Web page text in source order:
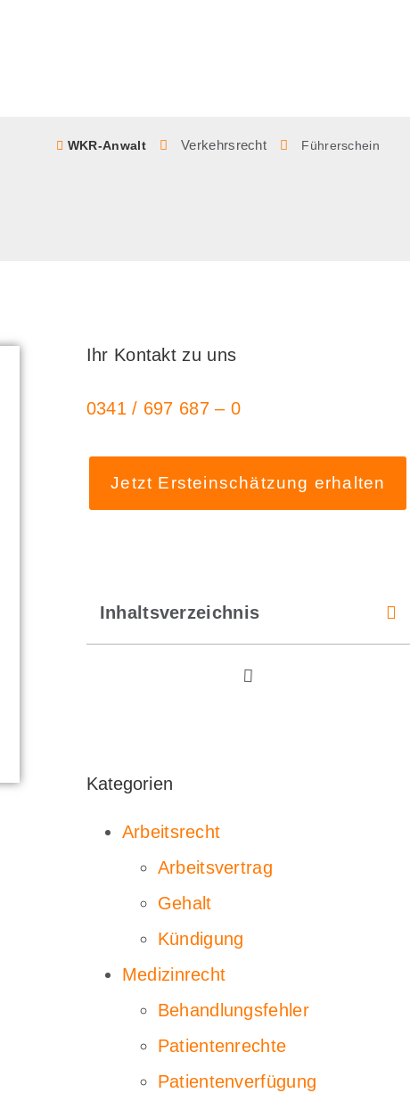
WKR-Anwalt Verkehrsrecht Führerschein
Ihr Kontakt zu uns
0341 / 697 687 – 0
Jetzt Ersteinschätzung erhalten
Inhaltsverzeichnis
Kategorien
Arbeitsrecht
Arbeitsvertrag
Gehalt
Kündigung
Medizinrecht
Behandlungsfehler
Patientenrechte
Patientenverfügung